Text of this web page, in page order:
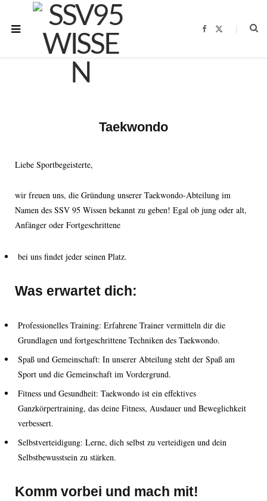
F
Taekwondo
Liebe Sportbegeisterte,
wir freuen uns, die Gründung unserer Taekwondo-Abteilung im
Namen des SSV 95 Wissen bekannt zu geben! Egal ob jung oder alt,
Anfänger oder Fortgeschrittene
bei uns findet jeder seinen Platz.
Was erwartet dich:
Professionelles Training: Erfahrene Trainer vermitteln dir die
Grundlagen und fortgeschrittene Techniken des Taekwondo.
Spaß und Gemeinschaft: In unserer Abteilung steht der Spaß am
Sport und die Gemeinschaft im Vordergrund.
Fitness und Gesundheit: Taekwondo ist ein effektives
Ganzkörpertraining, das deine Fitness, Ausdauer und Beweglichkeit
verbessert.
Selbstverteidigung: Lerne, dich selbst zu verteidigen und dein
Selbstbewusstsein zu stärken.
Komm vorbei und mach mit!